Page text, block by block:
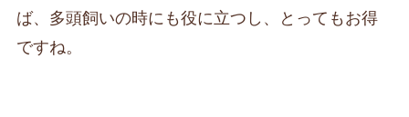
ば、多頭飼いの時にも役に立つし、とってもお得
ですね。